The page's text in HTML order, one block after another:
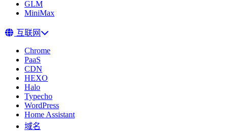
GLM
MiniMax
互联网
Chrome
PaaS
CDN
HEXO
Halo
Typecho
WordPress
Home Assistant
域名